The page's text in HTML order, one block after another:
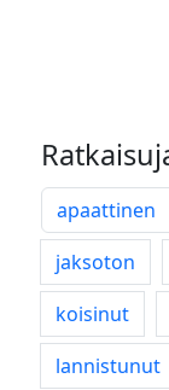
apaattinen
jaksoton
koisinut
lannistunut